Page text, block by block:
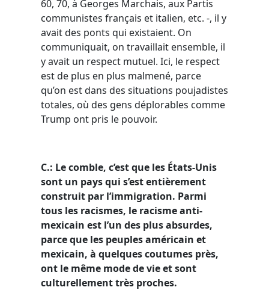
60, 70, à Georges Marchais, aux Partis
communistes français et italien, etc. -, il y
avait des ponts qui existaient. On
communiquait, on travaillait ensemble, il
y avait un respect mutuel. Ici, le respect
est de plus en plus malmené, parce
qu’on est dans des situations poujadistes
totales, où des gens déplorables comme
Trump ont pris le pouvoir.
C.: Le comble, c’est que les États-Unis
sont un pays qui s’est entièrement
construit par l’immigration. Parmi
tous les racismes, le racisme anti-
mexicain est l’un des plus absurdes,
parce que les peuples américain et
mexicain, à quelques coutumes près,
ont le même mode de vie et sont
culturellement très proches.